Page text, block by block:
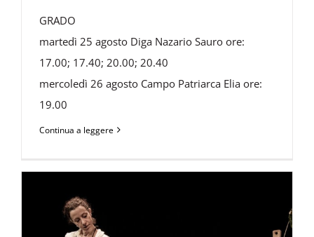
GRADO
martedì 25 agosto Diga Nazario Sauro ore:
17.00; 17.40; 20.00; 20.40
mercoledì 26 agosto Campo Patriarca Elia ore:
19.00
Continua a leggere